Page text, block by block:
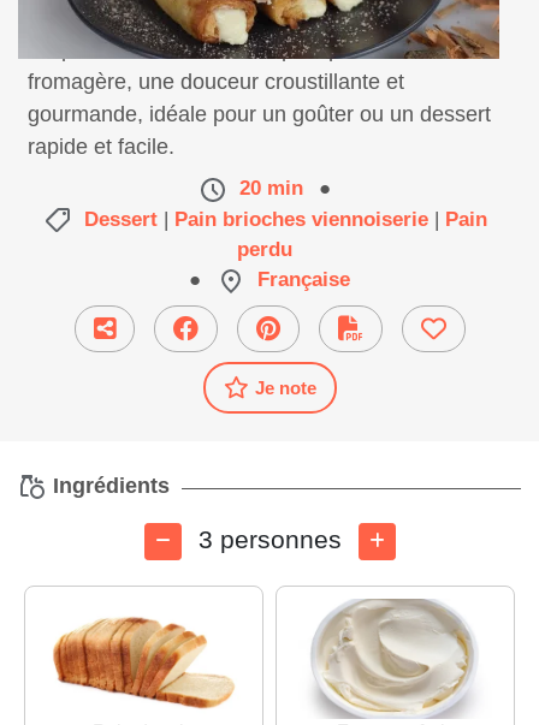
Préparez des rouleaux de pain perdu à la crème
fromagère, une douceur croustillante et
gourmande, idéale pour un goûter ou un dessert
rapide et facile.
20 min
●
Dessert | Pain brioches viennoiserie | Pain
perdu
●
Française
Je note
Ingrédients
3 personnes